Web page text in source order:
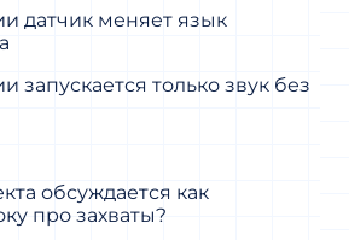
датчик меняет язык
запускается только звук без
обсуждается как
про захваты?